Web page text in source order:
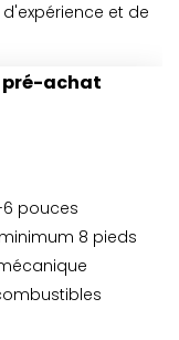
et de
pré-achat
6 pouces
8 pieds